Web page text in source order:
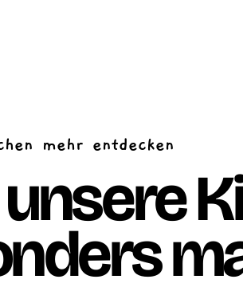
mehr entdecken